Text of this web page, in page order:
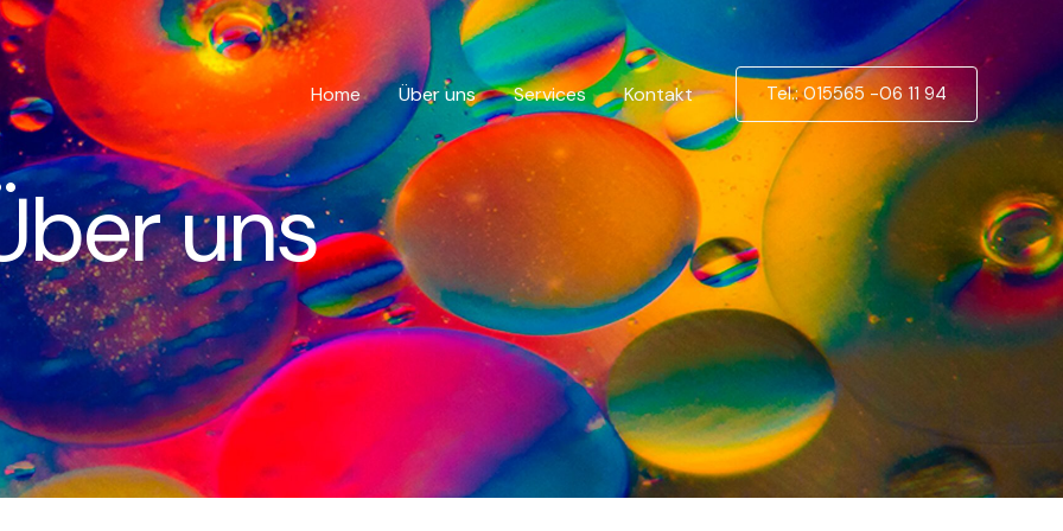
Home Über uns Services Kontakt Tel.: 015565 -06 11 94
uns